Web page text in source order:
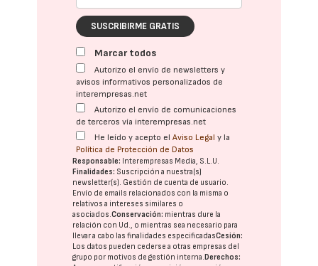
SUSCRIBIRME GRATIS
Marcar todos
Autorizo el envío de newsletters y
avisos informativos personalizados de
interempresas.net
Autorizo el envío de comunicaciones
de terceros vía interempresas.net
He leído y acepto elAviso Legal y la
Política de Protección de Datos
Responsable: Interempresas Media, S.L.U.
Finalidades: Suscripción a nuestra(s)
newsletter(s). Gestión de cuenta de usuario.
Envío de emails relacionados con la misma o
relativos a intereses similares o
asociados.Conservación: mientras dure la
relación con Ud., o mientras sea necesario para
llevar a cabo las finalidades especificadasCesión:
Los datos pueden cederse a otras empresas del
grupo por motivos de gestión interna.Derechos: